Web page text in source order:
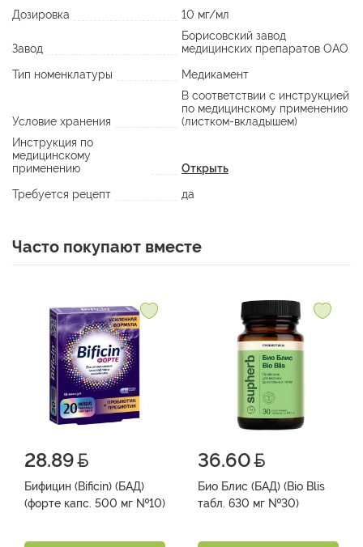
Дозировка
10 мг/мл
Завод
Борисовский завод
медицинских препаратов ОАО
Тип номенклатуры
Медикамент
Условие хранения
В соответствии с инструкцией
по медицинскому применению
(листком-вкладышем)
Инструкция по
медицинскому
применению
Открыть
Требуется рецепт
да
Часто покупают вместе
28.89
Бифицин (Bificin) (БАД)
(форте капс. 500 мг №10)
36.60
Био Блис (БАД) (Bio Blis
табл. 630 мг №30)